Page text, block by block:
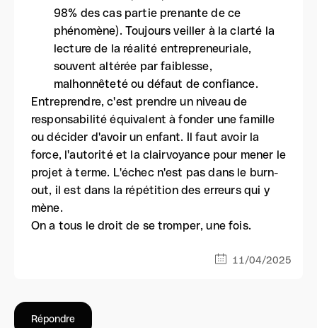
98% des cas partie prenante de ce
phénomène). Toujours veiller à la clarté la
lecture de la réalité entrepreneuriale,
souvent altérée par faiblesse,
malhonnêteté ou défaut de confiance.
Entreprendre, c'est prendre un niveau de
responsabilité équivalent à fonder une famille
ou décider d'avoir un enfant. Il faut avoir la
force, l'autorité et la clairvoyance pour mener le
projet à terme. L'échec n'est pas dans le burn-
out, il est dans la répétition des erreurs qui y
mène.
On a tous le droit de se tromper, une fois.
11/04/2025
Répondre